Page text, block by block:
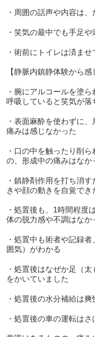
・周囲の話声や内容は
・笑気の最中でも手足
・術前にトイレは済ませ
【静脈内鎮静体験から感
・腕にアルコールを塗
呼吸していると笑気が落
・表面麻酔を使わずに
痛みは感じなかった
・口の中を触ったり削
の、形成中の痛みはなか
・鎮静剤作用を打ち消
きや顔の動きを自覚でき
・処置後も、 1時間程度
体の脱力感や不調はなか
・処置中も術者や記録
囲気）がわかる
・処置後はなぜか足（
をかいていました
・処置後の水分補給は爽
・処置後の車の運転はさ